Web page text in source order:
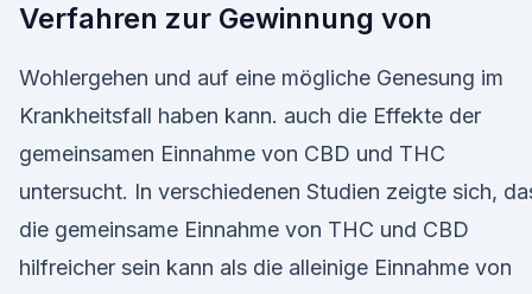
Verfahren zur Gewinnung von
Wohlergehen und auf eine mögliche Genesung im
Krankheitsfall haben kann. auch die Effekte der
gemeinsamen Einnahme von CBD und THC
untersucht. In verschiedenen Studien zeigte sich,
die gemeinsame Einnahme von THC und CBD
hilfreicher sein kann als die alleinige Einnahme von